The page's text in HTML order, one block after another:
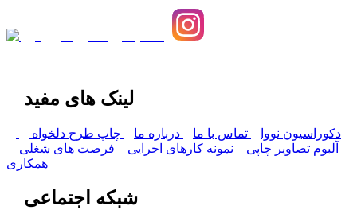
لینک های مفید
دکوراسیون نووا تماس با ما درباره ما
چاپ طرح دلخواه
آلبوم تصاویر چاپی
نمونه کارهای اجرایی
فرصت های شغلی
همکاری
شبکه اجتماعی